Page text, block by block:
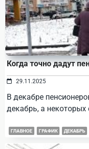
Когда точно дадут
29.11.2025
В декабре
декабрь, а
ГЛАВНОЕ ГРАФИК ДЕКАБРЬ